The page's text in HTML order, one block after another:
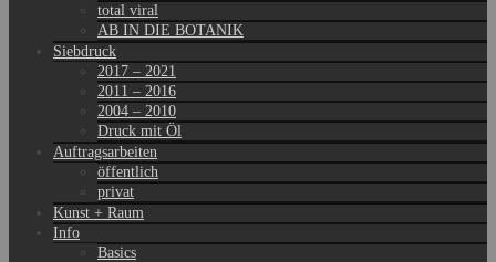
total viral
AB IN DIE BOTANIK
Siebdruck
2017 – 2021
2011 – 2016
2004 – 2010
Druck mit Öl
Auftragsarbeiten
öffentlich
privat
Kunst + Raum
Info
Basics